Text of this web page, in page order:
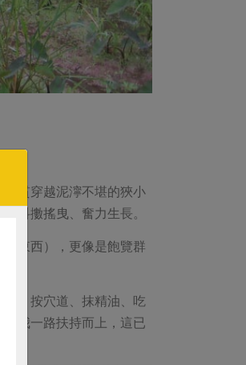
貫穿越泥濘不堪的狹小
抖擻搖曳、奮力生長。
東西），更像是飽覽群
，按穴道、抹精油、吃
我一路扶持而上，這已